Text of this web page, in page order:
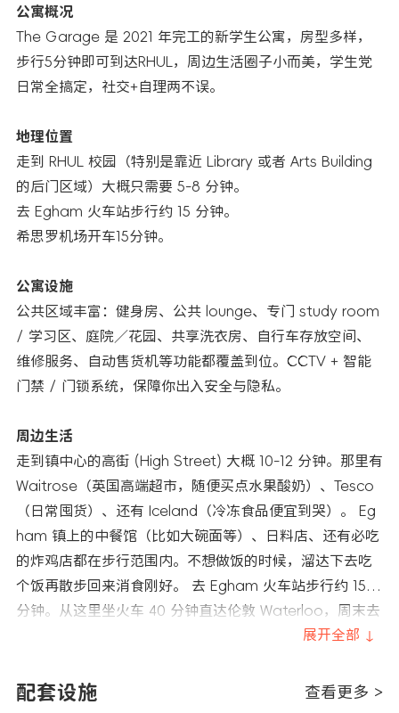
公寓概况
The Garage 是 2021 年完工的新学生公寓，房型多样，
步行5分钟即可到达RHUL，周边生活圈子小而美，学生党
日常全搞定，社交+自理两不误。
地理位置
走到 RHUL 校园（特别是靠近 Library 或者 Arts Building
的后门区域）大概只需要 5-8 分钟。
去 Egham 火车站步行约 15 分钟。
希思罗机场开车15分钟。
公寓设施
公共区域丰富：健身房、公共 lounge、专门 study room
/ 学习区、庭院／花园、共享洗衣房、自行车存放空间、
维修服务、自动售货机等功能都覆盖到位。CCTV + 智能
门禁 / 门锁系统，保障你出入安全与隐私。
周边生活
走到镇中心的高街 (High Street) 大概 10-12 分钟。那里有
Waitrose（英国高端超市，随便买点水果酸奶）、Tesco
（日常囤货）、还有 Iceland（冷冻食品便宜到哭）。 Eg
ham 镇上的中餐馆（比如大碗面等）、日料店、还有必吃
的炸鸡店都在步行范围内。不想做饭的时候，溜达下去吃
个饭再散步回来消食刚好。 去 Egham 火车站步行约 15
分钟。从这里坐火车 40 分钟直达伦敦 Waterloo，周末去
伦敦逛街、看展、蹦迪都非常方便，晚上玩晚了也有火车
展开全部 ↓
配套设施 查看更多 >